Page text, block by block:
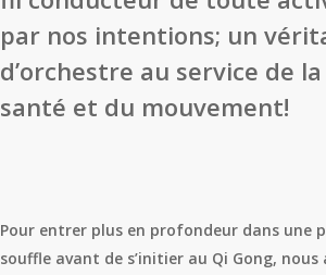
par nos intentions; un
d’orchestre au service de
santé et du mouvement!
Pour entrer plus en profondeur dans une
souffle avant de s’initier au Qi Gong, nous